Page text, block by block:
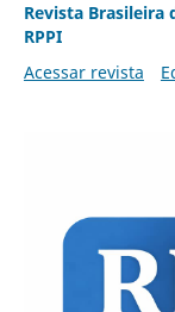
Revista Brasileira
RPPI
Acessar revista